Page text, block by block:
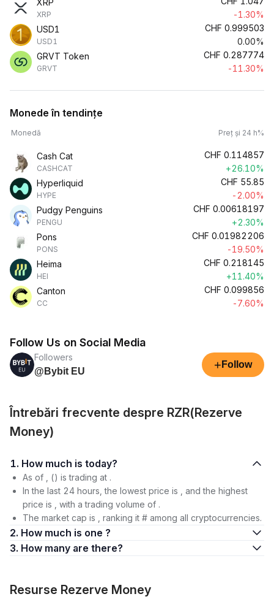
XRP
XRP
-1.30%
USD1
USD1
CHF 0.999503
0.00%
GRVT Token
GRVT
CHF 0.287774
-11.30%
Monede în tendințe
Monedă Preț și 24 h%
Cash Cat
CASHCAT
CHF 0.114857
+26.10%
Hyperliquid
HYPE
CHF 55.85
-2.00%
Pudgy Penguins
PENGU
CHF 0.00618197
+2.30%
Pons
PONS
CHF 0.01982206
-19.50%
Heima
HEI
CHF 0.218145
+11.40%
Canton
CC
CHF 0.099856
-7.60%
Follow Us on Social Media
Followers
@Bybit EU
+ Follow
Întrebări frecvente despre RZR(Rezerve
Money)
1. How much is today?
As of , () is trading at .
In the last 24 hours, the lowest price is , and the highest
price is , with a trading volume of .
The market cap is , ranking it # among all cryptocurrencies.
2. How much is one ?
3. How many are there?
Resurse Rezerve Money